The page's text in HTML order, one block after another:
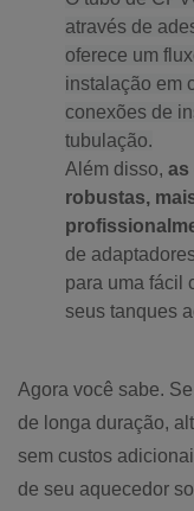
através de
oferece um
instalação em
conexões de
tubulação.
Além disso,as
robustas,
de
para uma fácil
seus tanques
Agora você sabe.
de longa duração,
sem custos
de seu aquecedor